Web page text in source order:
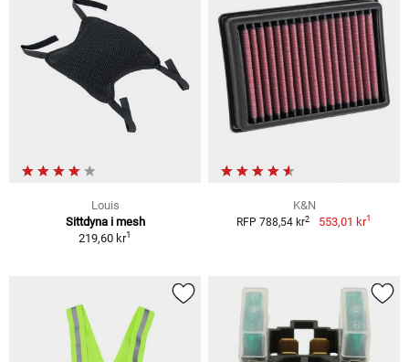
Louis
Sittdyna i mesh
219,60 kr1
K&N
RFP 788,54 kr2 553,01 kr1